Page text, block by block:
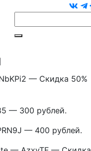
— Скидка 50%
— 300 рублей.
— 400 рублей.